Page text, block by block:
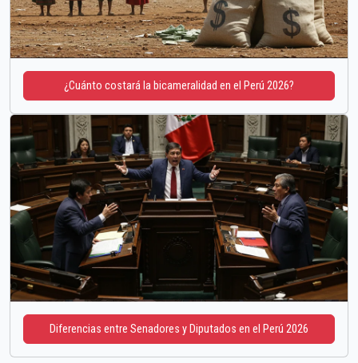
¿Cuánto costará la bicameralidad en el Perú 2026?
Diferencias entre Senadores y Diputados en el Perú 2026